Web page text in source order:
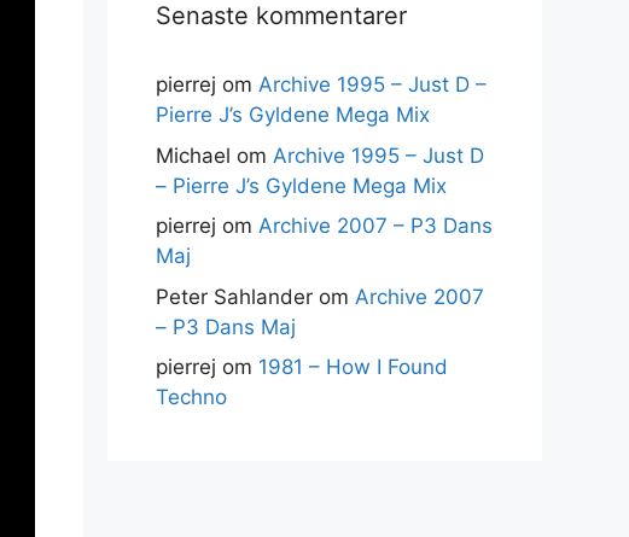
Senaste kommentarer
pierrej om Archive 1995 – Just D –
Pierre J’s Gyldene Mega Mix
Michael om Archive 1995 – Just D
– Pierre J’s Gyldene Mega Mix
pierrej om Archive 2007 – P3 Dans
Maj
Peter Sahlander om Archive 2007
– P3 Dans Maj
pierrej om 1981 – How I Found
Techno